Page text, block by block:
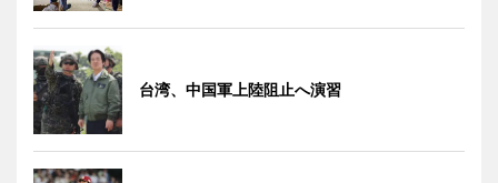
台湾、中国軍上陸阻止へ演習